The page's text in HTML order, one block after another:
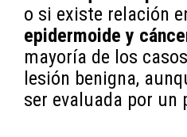
o si existe relación
epidermoide y
mayoría de los
lesión benigna,
ser evaluada por un